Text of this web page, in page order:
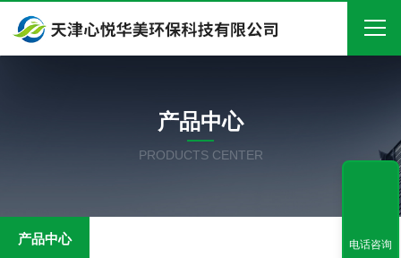
关于我们
产品中心
产品中心
PRODUCTS CENTER
产品中心 电话咨询